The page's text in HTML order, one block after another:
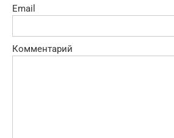
Email
Комментарий